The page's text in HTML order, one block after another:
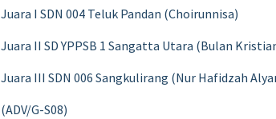
Juara I SDN 004 Teluk Pandan (Choirunnisa)
Juara II SD YPPSB 1 Sangatta Utara (Bulan
Juara III SDN 006 Sangkulirang (Nur Hafidzah
(ADV/G-S08)